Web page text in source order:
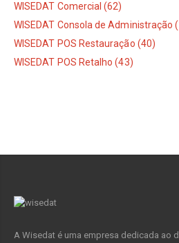
WISEDAT Comercial (62)
WISEDAT Consola de Administração
WISEDAT POS Restauração (40)
WISEDAT POS Retalho (43)
A Wisedat é uma empresa dedicada ao